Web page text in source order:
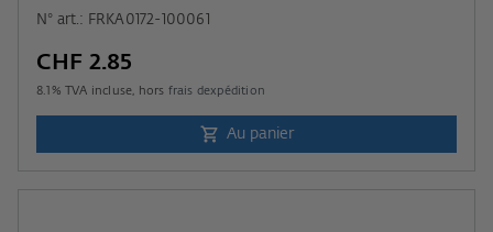
N° art.: FRKA0172-100061
CHF 2.85
8.1 % TVA incluse, hors frais dexpédition
Au panier